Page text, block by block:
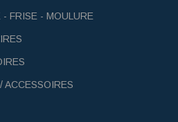
FRISE - MOULURE